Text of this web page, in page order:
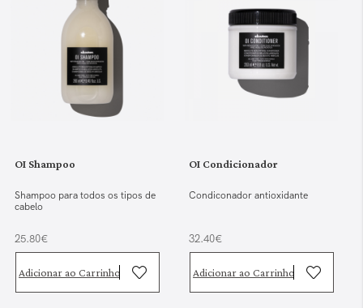
OI Shampoo
Shampoo para todos os tipos de
cabelo
25.80€
Adicionar ao Carrinho
OI Condicionador
Condiconador antioxidante
32.40€
Adicionar ao Carrinho